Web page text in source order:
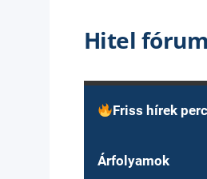
Hitel
Friss hírek
Árfolyamok